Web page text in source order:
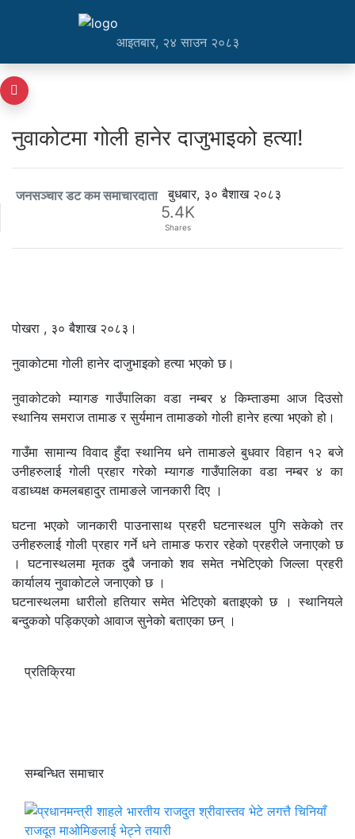
आइतबार, २४ साउन २०८३
नुवाकोटमा गोली हानेर दाजुभाइको हत्या!
जनसञ्चार डट कम समाचारदाता बुधबार, ३० बैशाख २०८३
5.4K
Shares
पोखरा , ३० बैशाख २०८३।
नुवाकोटमा गोली हानेर दाजुभाइको हत्या भएको छ।
नुवाकोटको म्यागङ गाउँपालिका वडा नम्बर ४ किम्ताङमा आज दिउसो
स्थानिय समराज तामाङ र सुर्यमान तामाङको गोली हानेर हत्या भएको हो।
गाउँमा सामान्य विवाद हुँदा स्थानिय धने तामाङले बुधवार विहान १२ बजे
उनीहरुलाई गोली प्रहार गरेको म्यागङ गाउँपालिका वडा नम्बर ४ का
वडाध्यक्ष कमलबहादुर तामाङले जानकारी दिए ।
घटना भएको जानकारी पाउनासाथ प्रहरी घटनास्थल पुगि सकेको तर
उनीहरुलाई गोली प्रहार गर्ने धने तामाङ फरार रहेको प्रहरीले जनाएको छ
। घटनास्थलमा मृतक दुबै जनाको शव समेत नभेटिएको जिल्ला प्रहरी
कार्यालय नुवाकोटले जनाएको छ ।
घटनास्थलमा धारीलो हतियार समेत भेटिएको बताइएको छ । स्थानियले
बन्दुकको पड्किएको आवाज सुनेको बताएका छन् ।
प्रतिक्रिया
सम्बन्धित समाचार